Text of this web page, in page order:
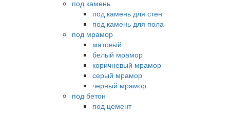
под камень
под камень для стен
под камень для пола
под мрамор
матовый
белый мрамор
коричневый мрамор
серый мрамор
черный мрамор
под бетон
под цемент